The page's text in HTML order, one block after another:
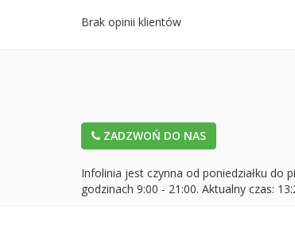
Brak opinii klientów
ZADZWOŃ DO NAS
Infolinia jest czynna od poniedziałku do
godzinach 9:00 - 21:00. Aktualny czas: